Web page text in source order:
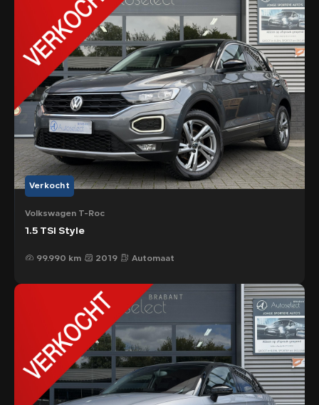
Verkocht
Volkswagen T-Roc
1.5 TSI Style
99.990 km 2019 Automaat